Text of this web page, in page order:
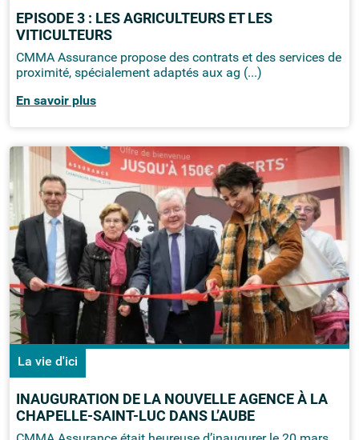
EPISODE 3 : LES AGRICULTEURS ET LES
VITICULTEURS
CMMA Assurance propose des contrats et des services de
proximité, spécialement adaptés aux ag (...)
En savoir plus
La vie d'ici
INAUGURATION DE LA NOUVELLE AGENCE À LA
CHAPELLE-SAINT-LUC DANS L’AUBE